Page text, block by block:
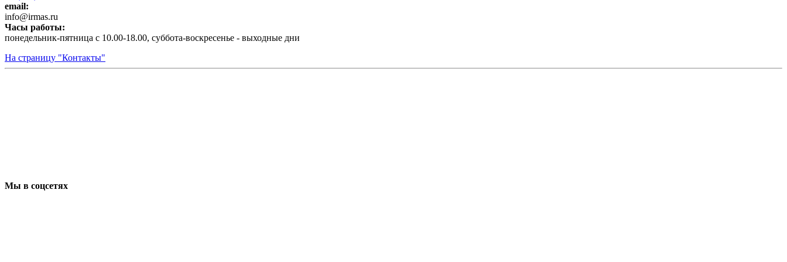
email:
infо@irmas.ru
Часы работы:
понедельник-пятница с 10.00-18.00, суббота-воскресенье - выходные дни
На страницу "Контакты"
Мы в соцсетях